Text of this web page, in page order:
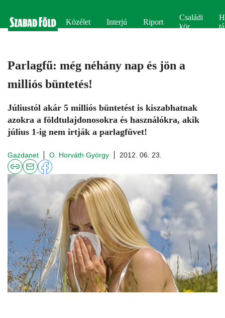
Közélet Interjú Riport
Családi
kör
Parlagfű: még néhány nap és jön a
milliós büntetés!
Júliustól akár 5 milliós büntetést is kiszabhatnak
azokra a földtulajdonosokra és használókra, akik
július 1-ig nem irtják a parlagfüvet!
Gazdanet O. Horváth György 2012. 06. 23.